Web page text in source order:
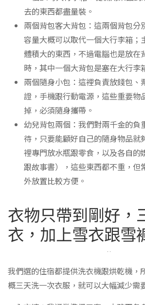
去的東西都盡量裝。
兩個背包客大背包：這兩個背包分
容量大概可以取代一個大行李箱；
體積大的東西，不過電腦也是放在
時，其中一個大背包是塞在大行李
兩個隨身小包：這裡負責放錢包、
證，手機跟行動電源，這些重要物
掉，必須隨身攜帶。
幼兒背包兩個：我們對兩千金的負
待，只要能顧好自己的隨身物品就
裡專門放水瓶跟零食，以及各自的
跟故事書），這些東西都不重，但
外放置比較方便。
衣物只帶到剛好，
衣，加上雪衣跟雪
我們選的住宿都提供洗衣機跟烘乾機，
概三天洗一次衣服，就可以大幅減少需